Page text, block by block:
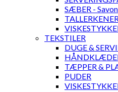
SÆBER -
TEKSTILER
DUGE &
TÆPPER &
PUDER